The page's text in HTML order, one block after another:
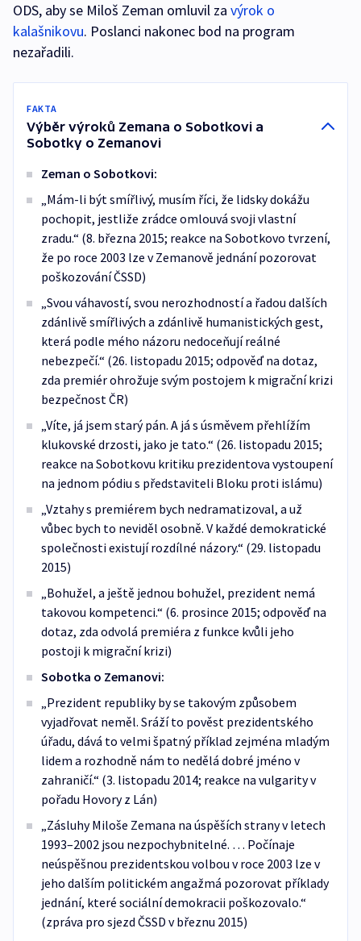
ODS, aby se Miloš Zeman omluvil za výrok o
kalašnikovu. Poslanci nakonec bod na program
nezařadili.
FAKTA
Výběr výroků Zemana o Sobotkovi a
Sobotky o Zemanovi
Zeman o Sobotkovi:
„Mám-li být smířlivý, musím říci, že lidsky dokážu
pochopit, jestliže zrádce omlouvá svoji vlastní
zradu.“ (8. března 2015; reakce na Sobotkovo tvrzení,
že po roce 2003 lze v Zemanově jednání pozorovat
poškozování ČSSD)
„Svou váhavostí, svou nerozhodností a řadou dalších
zdánlivě smířlivých a zdánlivě humanistických gest,
která podle mého názoru nedoceňují reálné
nebezpečí.“ (26. listopadu 2015; odpověď na dotaz,
zda premiér ohrožuje svým postojem k migrační krizi
bezpečnost ČR)
„Víte, já jsem starý pán. A já s úsměvem přehlížím
klukovské drzosti, jako je tato.“ (26. listopadu 2015;
reakce na Sobotkovu kritiku prezidentova vystoupení
na jednom pódiu s představiteli Bloku proti islámu)
„Vztahy s premiérem bych nedramatizoval, a už
vůbec bych to neviděl osobně. V každé demokratické
společnosti existují rozdílné názory.“ (29. listopadu
2015)
„Bohužel, a ještě jednou bohužel, prezident nemá
takovou kompetenci.“ (6. prosince 2015; odpověď na
dotaz, zda odvolá premiéra z funkce kvůli jeho
postoji k migrační krizi)
Sobotka o Zemanovi:
„Prezident republiky by se takovým způsobem
vyjadřovat neměl. Sráží to pověst prezidentského
úřadu, dává to velmi špatný příklad zejména mladým
lidem a rozhodně nám to nedělá dobré jméno v
zahraničí.“ (3. listopadu 2014; reakce na vulgarity v
pořadu Hovory z Lán)
„Zásluhy Miloše Zemana na úspěších strany v letech
1993–2002 jsou nezpochybnitelné. … Počínaje
neúspěšnou prezidentskou volbou v roce 2003 lze v
jeho dalším politickém angažmá pozorovat příklady
jednání, které sociální demokracii poškozovalo.“
(zpráva pro sjezd ČSSD v březnu 2015)